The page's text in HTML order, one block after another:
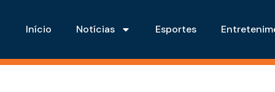
Início Notícias Esportes